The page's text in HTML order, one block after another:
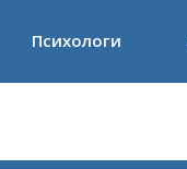
Психологи